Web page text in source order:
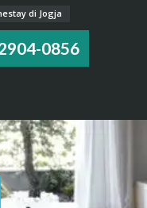
di Jogja
0856